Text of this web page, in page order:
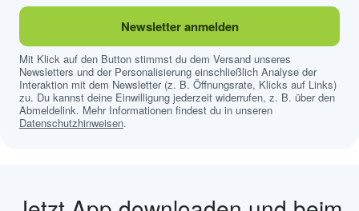
Newsletter anmelden
Mit Klick auf den Button stimmst du dem Versand unseres
Newsletters und der Personalisierung einschließlich Analyse der
Interaktion mit dem Newsletter (z. B. Öffnungsrate, Klicks auf Links)
zu. Du kannst deine Einwilligung jederzeit widerrufen, z. B. über den
Abmeldelink. Mehr Informationen findest du in unseren
Datenschutzhinweisen.